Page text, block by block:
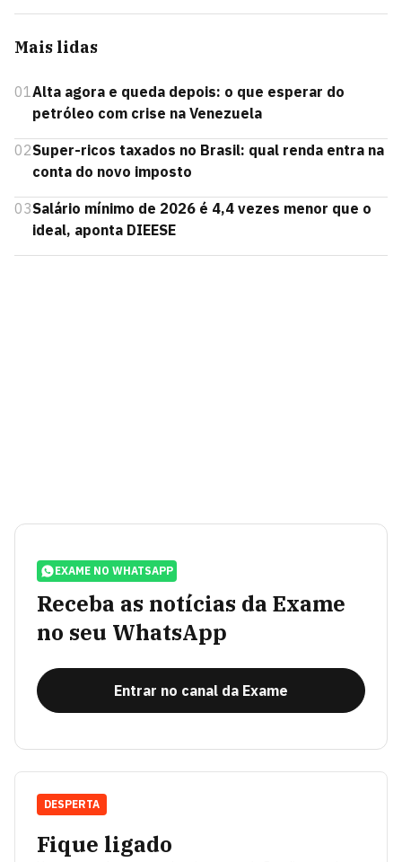
Mais lidas
01 Alta agora e queda depois: o que esperar do
petróleo com crise na Venezuela
02Super-ricos taxados no Brasil: qual renda entra na
conta do novo imposto
03Salário mínimo de 2026 é 4,4 vezes menor que o
ideal, aponta DIEESE
EXAME NO WHATSAPP
Receba as notícias da Exame
no seu WhatsApp
Entrar no canal da Exame
Fique ligado
DESPERTA